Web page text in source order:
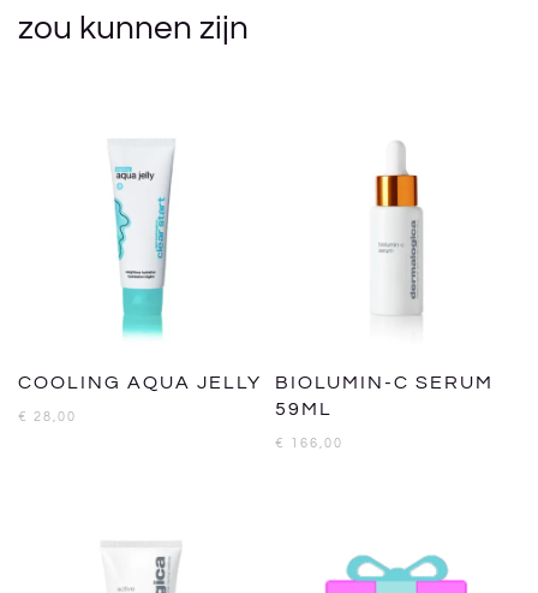
zou kunnen zijn
COOLING AQUA JELLY
€ 28,00
BIOLUMIN-C SERUM
59ML
€ 166,00